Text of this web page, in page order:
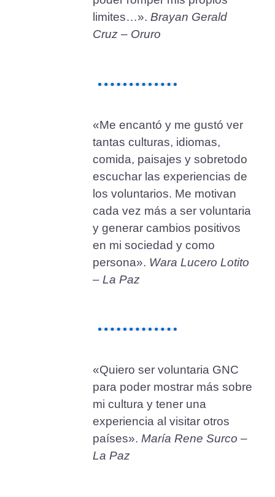
limites…». Brayan Gerald
Cruz – Oruro
«Me encantó y me gustó ver
tantas culturas, idiomas,
comida, paisajes y sobretodo
escuchar las experiencias de
los voluntarios. Me motivan
cada vez más a ser voluntaria
y generar cambios positivos
en mi sociedad y como
persona». Wara Lucero Lotito
– La Paz
«Quiero ser voluntaria GNC
para poder mostrar más sobre
mi cultura y tener una
experiencia al visitar otros
países». María Rene Surco –
La Paz